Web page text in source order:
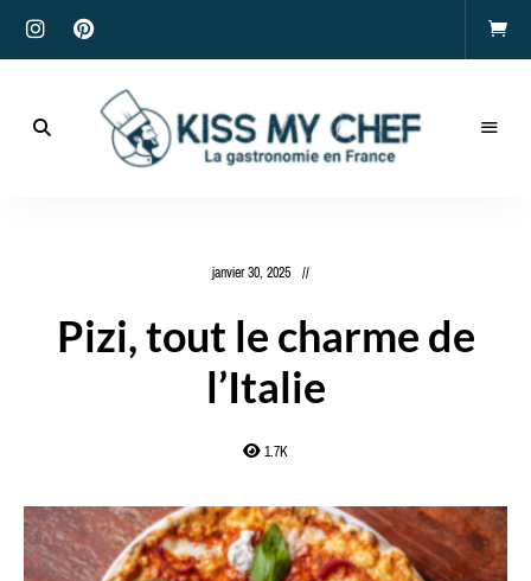
janvier 30, 2025
Pizi, tout le charme de
l’Italie
1.7K